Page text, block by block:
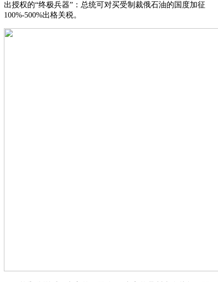
出授权的“终极兵器”：总统可对买受制裁俄石油的国度加征
100%-500%出格关税。